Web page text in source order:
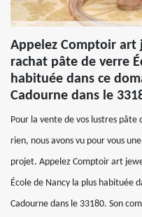
Appelez Comptoir art
rachat pâte de verre
habituée dans ce
Cadourne dans le
Pour la vente de vos lustres pâte
rien, nous avons vu pour vous
projet. Appelez Comptoir art
École de Nancy la plus habituée
Cadourne dans le 33180. Son